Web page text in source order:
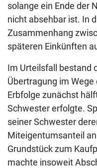
solange ein Ende der
nicht absehbar ist. In
Zusammenhang
späteren Einkünften
Im Urteilsfall bestand
Übertragung im
Erbfolge zunächst
Schwester erfolgte.
seiner Schwester
Miteigentumsanteil
Grundstück zum
machte insoweit